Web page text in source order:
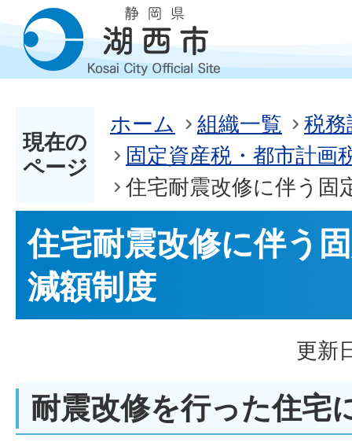
現在の
ページ
ホーム 組織一覧
税務
固定資産税・都市計画
住宅耐震改修に伴う固
住宅耐震改修に伴う
減額制度
更新
耐震改修を行った住宅